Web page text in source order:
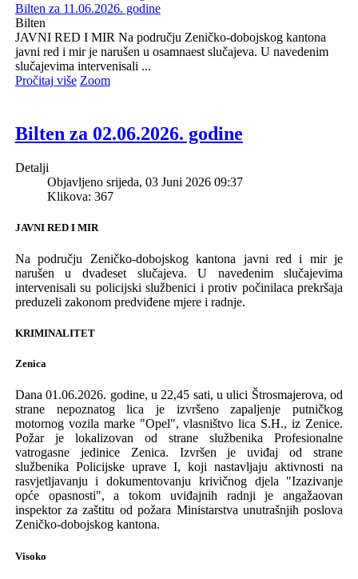
Bilten za 11.06.2026. godine
Bilten
JAVNI RED I MIR Na području Zeničko-dobojskog kantona
javni red i mir je narušen u osamnaest slučajeva. U navedenim
slučajevima intervenisali ...
Pročitaj više Zoom
Bilten za 02.06.2026. godine
Detalji
Objavljeno srijeda, 03 Juni 2026 09:37
Klikova: 367
JAVNI RED I MIR
Na području Zeničko-dobojskog kantona javni red i mir je
narušen u
dvadeset slučajeva. U navedenim
slučajevima
intervenisali su policijski službenici i protiv počinilaca prekršaja
preduzeli zakonom predviđene mjere i radnje.
KRIMINALITET
Zenica
Dana 01.06.2026. godine, u 22,45 sati, u ulici Štrosmajerova, od
strane nepoznatog lica je izvršeno zapaljenje putničkog
motornog vozila marke "Opel", vlasništvo lica S.H., iz Zenice.
Požar je lokalizovan od strane službenika Profesionalne
vatrogasne jedinice Zenica. Izvršen je uviđaj od strane
službenika Policijske uprave I, koji nastavljaju aktivnosti na
rasvjetljavanju i dokumentovanju krivičnog djela "Izazivanje
opće opasnosti", a tokom uviđajnih radnji je angažaovan
inspektor zazaštitu od požara Ministarstva unutrašnjih poslova
Zeničko-dobojskog kantona.
Visoko